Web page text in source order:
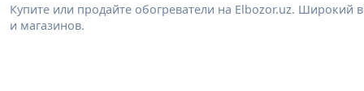
Купите или продайте обогреватели на Elbozor.uz.
и магазинов.